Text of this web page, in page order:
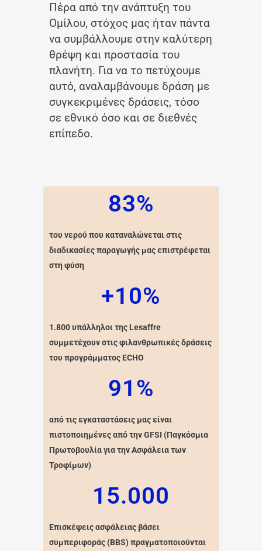
Πέρα από την ανάπτυξη του
Ομίλου, στόχος μας ήταν πάντα
να συμβάλλουμε στην καλύτερη
θρέψη και προστασία του
πλανήτη. Για να το πετύχουμε
αυτό, αναλαμβάνουμε δράση με
συγκεκριμένες δράσεις, τόσο
σε εθνικό όσο και σε διεθνές
επίπεδο.
83%
του νερού που καταναλώνεται στις
διαδικασίες παραγωγής μας επιστρέφεται
στη φύση
+10%
1.800 υπάλληλοι της Lesaffre
συμμετέχουν στις φιλανθρωπικές δράσεις
του προγράμματος ECHO
91%
από τις εγκαταστάσεις μας είναι
πιστοποιημένες από την GFSI (Παγκόσμια
Πρωτοβουλία για την Ασφάλεια των
Τροφίμων)
15.000
Επισκέψεις ασφάλειας βάσει
συμπεριφοράς (BBS) πραγματοποιούνται